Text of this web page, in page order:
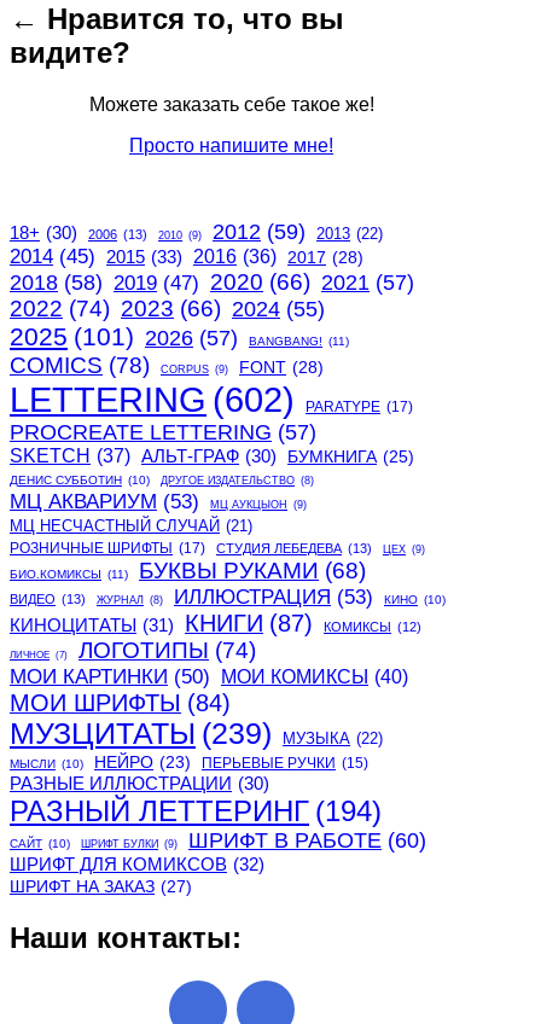
← Нравится то, что вы
видите?
Можете заказать себе такое же!
Просто напишите мне!
18+ (30) 2006 (13) 2010 (9) 2012 (59) 2013 (22)
2014 (45) 2015 (33) 2016 (36) 2017 (28)
2018 (58) 2019 (47) 2020 (66) 2021 (57)
2022 (74) 2023 (66) 2024 (55)
2025 (101) 2026 (57) BANGBANG! (11)
COMICS (78) CORPUS (9) FONT (28)
LETTERING (602) PARATYPE (17)
PROCREATE LETTERING (57)
SKETCH (37) АЛЬТ-ГРАФ (30) БУМКНИГА (25)
ДЕНИС СУББОТИН (10) ДРУГОЕ ИЗДАТЕЛЬСТВО (8)
МЦ АКВАРИУМ (53) МЦ АУКЦЫОН (9)
МЦ НЕСЧАСТНЫЙ СЛУЧАЙ (21)
РОЗНИЧНЫЕ ШРИФТЫ (17) СТУДИЯ ЛЕБЕДЕВА (13) ЦЕХ (9)
БИО.КОМИКСЫ (11) БУКВЫ РУКАМИ (68)
ВИДЕО (13) ЖУРНАЛ (8) ИЛЛЮСТРАЦИЯ (53) КИНО (10)
КИНОЦИТАТЫ (31) КНИГИ (87) КОМИКСЫ (12)
ЛИЧНОЕ (7) ЛОГОТИПЫ (74)
МОИ КАРТИНКИ (50) МОИ КОМИКСЫ (40)
МОИ ШРИФТЫ (84)
МУЗЦИТАТЫ (239) МУЗЫКА (22)
МЫСЛИ (10) НЕЙРО (23) ПЕРЬЕВЫЕ РУЧКИ (15)
РАЗНЫЕ ИЛЛЮСТРАЦИИ (30)
РАЗНЫЙ ЛЕТТЕРИНГ (194)
САЙТ (10) ШРИФТ БУЛКИ (9) ШРИФТ В РАБОТЕ (60)
ШРИФТ ДЛЯ КОМИКСОВ (32)
ШРИФТ НА ЗАКАЗ (27)
Наши контакты: